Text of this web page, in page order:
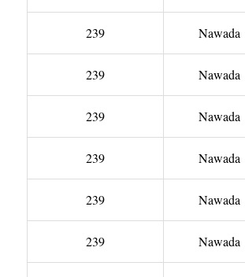
239 Nawada
239 Nawada
239 Nawada
239 Nawada
239 Nawada
239 Nawada